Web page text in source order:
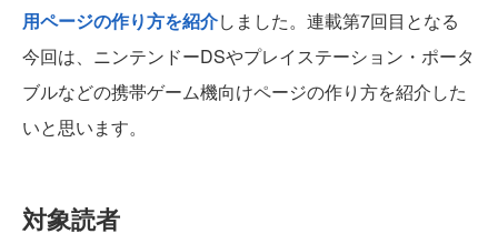
用ページの作り方を紹介しました。連載第7回目となる
今回は、ニンテンドーDSやプレイステーション・ポータ
ブルなどの携帯ゲーム機向けページの作り方を紹介した
いと思います。
対象読者